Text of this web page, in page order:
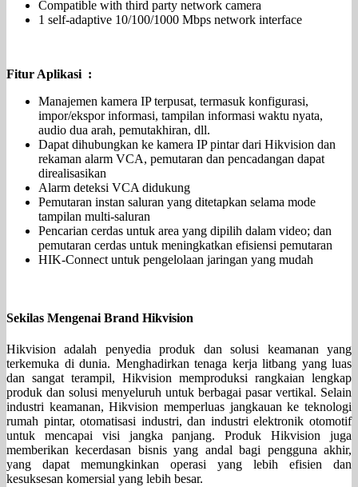
Compatible with third party network camera
1 self-adaptive 10/100/1000 Mbps network interface
Fitur Aplikasi :
Manajemen kamera IP terpusat, termasuk konfigurasi,
impor/ekspor informasi, tampilan informasi waktu nyata,
audio dua arah, pemutakhiran, dll.
Dapat dihubungkan ke kamera IP pintar dari Hikvision dan
rekaman alarm VCA, pemutaran dan pencadangan dapat
direalisasikan
Alarm deteksi VCA didukung
Pemutaran instan saluran yang ditetapkan selama mode
tampilan multi-saluran
Pencarian cerdas untuk area yang dipilih dalam video; dan
pemutaran cerdas untuk meningkatkan efisiensi pemutaran
HIK-Connect untuk pengelolaan jaringan yang mudah
Sekilas Mengenai Brand Hikvision
Hikvision adalah penyedia produk dan solusi keamanan yang
terkemuka di dunia. Menghadirkan tenaga kerja litbang yang luas
dan sangat terampil, Hikvision memproduksi rangkaian lengkap
produk dan solusi menyeluruh untuk berbagai pasar vertikal. Selain
industri keamanan, Hikvision memperluas jangkauan ke teknologi
rumah pintar, otomatisasi industri, dan industri elektronik otomotif
untuk mencapai visi jangka panjang. Produk Hikvision juga
memberikan kecerdasan bisnis yang andal bagi pengguna akhir,
yang dapat memungkinkan operasi yang lebih efisien dan
kesuksesan komersial yang lebih besar.